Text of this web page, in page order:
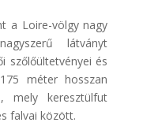
a Loire-völgy nagy
látványt
szőlőültetvényei és
méter hosszan
mely keresztülfut
falvai között.